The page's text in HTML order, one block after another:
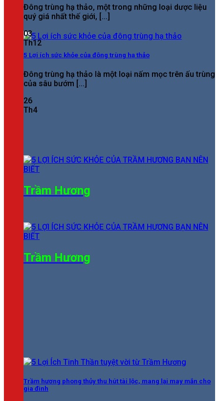
5 Lợi ích sức khỏe của đông trùng hạ thảo
Đông trùng hạ thảo là một loại nấm mọc trên ấu trùng
của sâu bướm [...]
26
Th4
Trầm Hương
Đông trùng hạ thảo, một trong những loại dược liệu
quý giá nhất thế giới, [...]
03
Th12
Trầm Hương
Trầm hương phong thủy thu hút tài lộc, mang lại may mắn cho
gia đình